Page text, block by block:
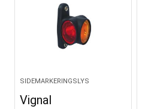
SIDEMARKERINGSLYS
Vignal